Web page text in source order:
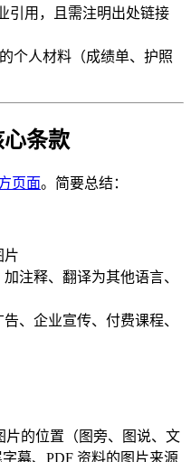
引用，且需注明出处链接
个人材料（成绩单、护照
心条款
页面。简要总结：
片
注释、翻译为其他语言、
、企业宣传、付费课程、
片的位置（图旁、图说、文
幕、PDF 资料的图片来源